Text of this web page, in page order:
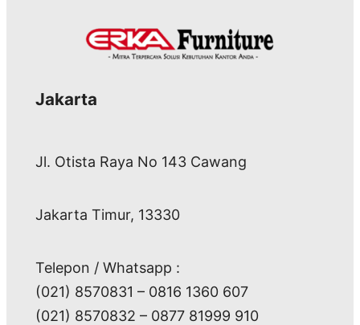
Jakarta
Jl. Otista Raya No 143 Cawang
Jakarta Timur, 13330
Telepon / Whatsapp :
(021) 8570831 – 0816 1360 607
(021) 8570832 – 0877 81999 910